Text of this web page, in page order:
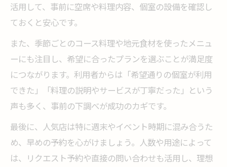
活用して、事前に空席や料理内容、個室の設備を確認し
ておくと安心です。
また、季節ごとのコース料理や地元食材を使ったメニュ
ーにも注目し、希望に合ったプランを選ぶことが満足度
につながります。利用者からは「希望通りの個室が利用
できた」「料理の説明やサービスが丁寧だった」という
声も多く、事前の下調べが成功のカギです。
最後に、人気店は特に週末やイベント時期に混み合うた
め、早めの予約を心がけましょう。人数や用途によって
は、リクエスト予約や直接の問い合わせも活用し、理想